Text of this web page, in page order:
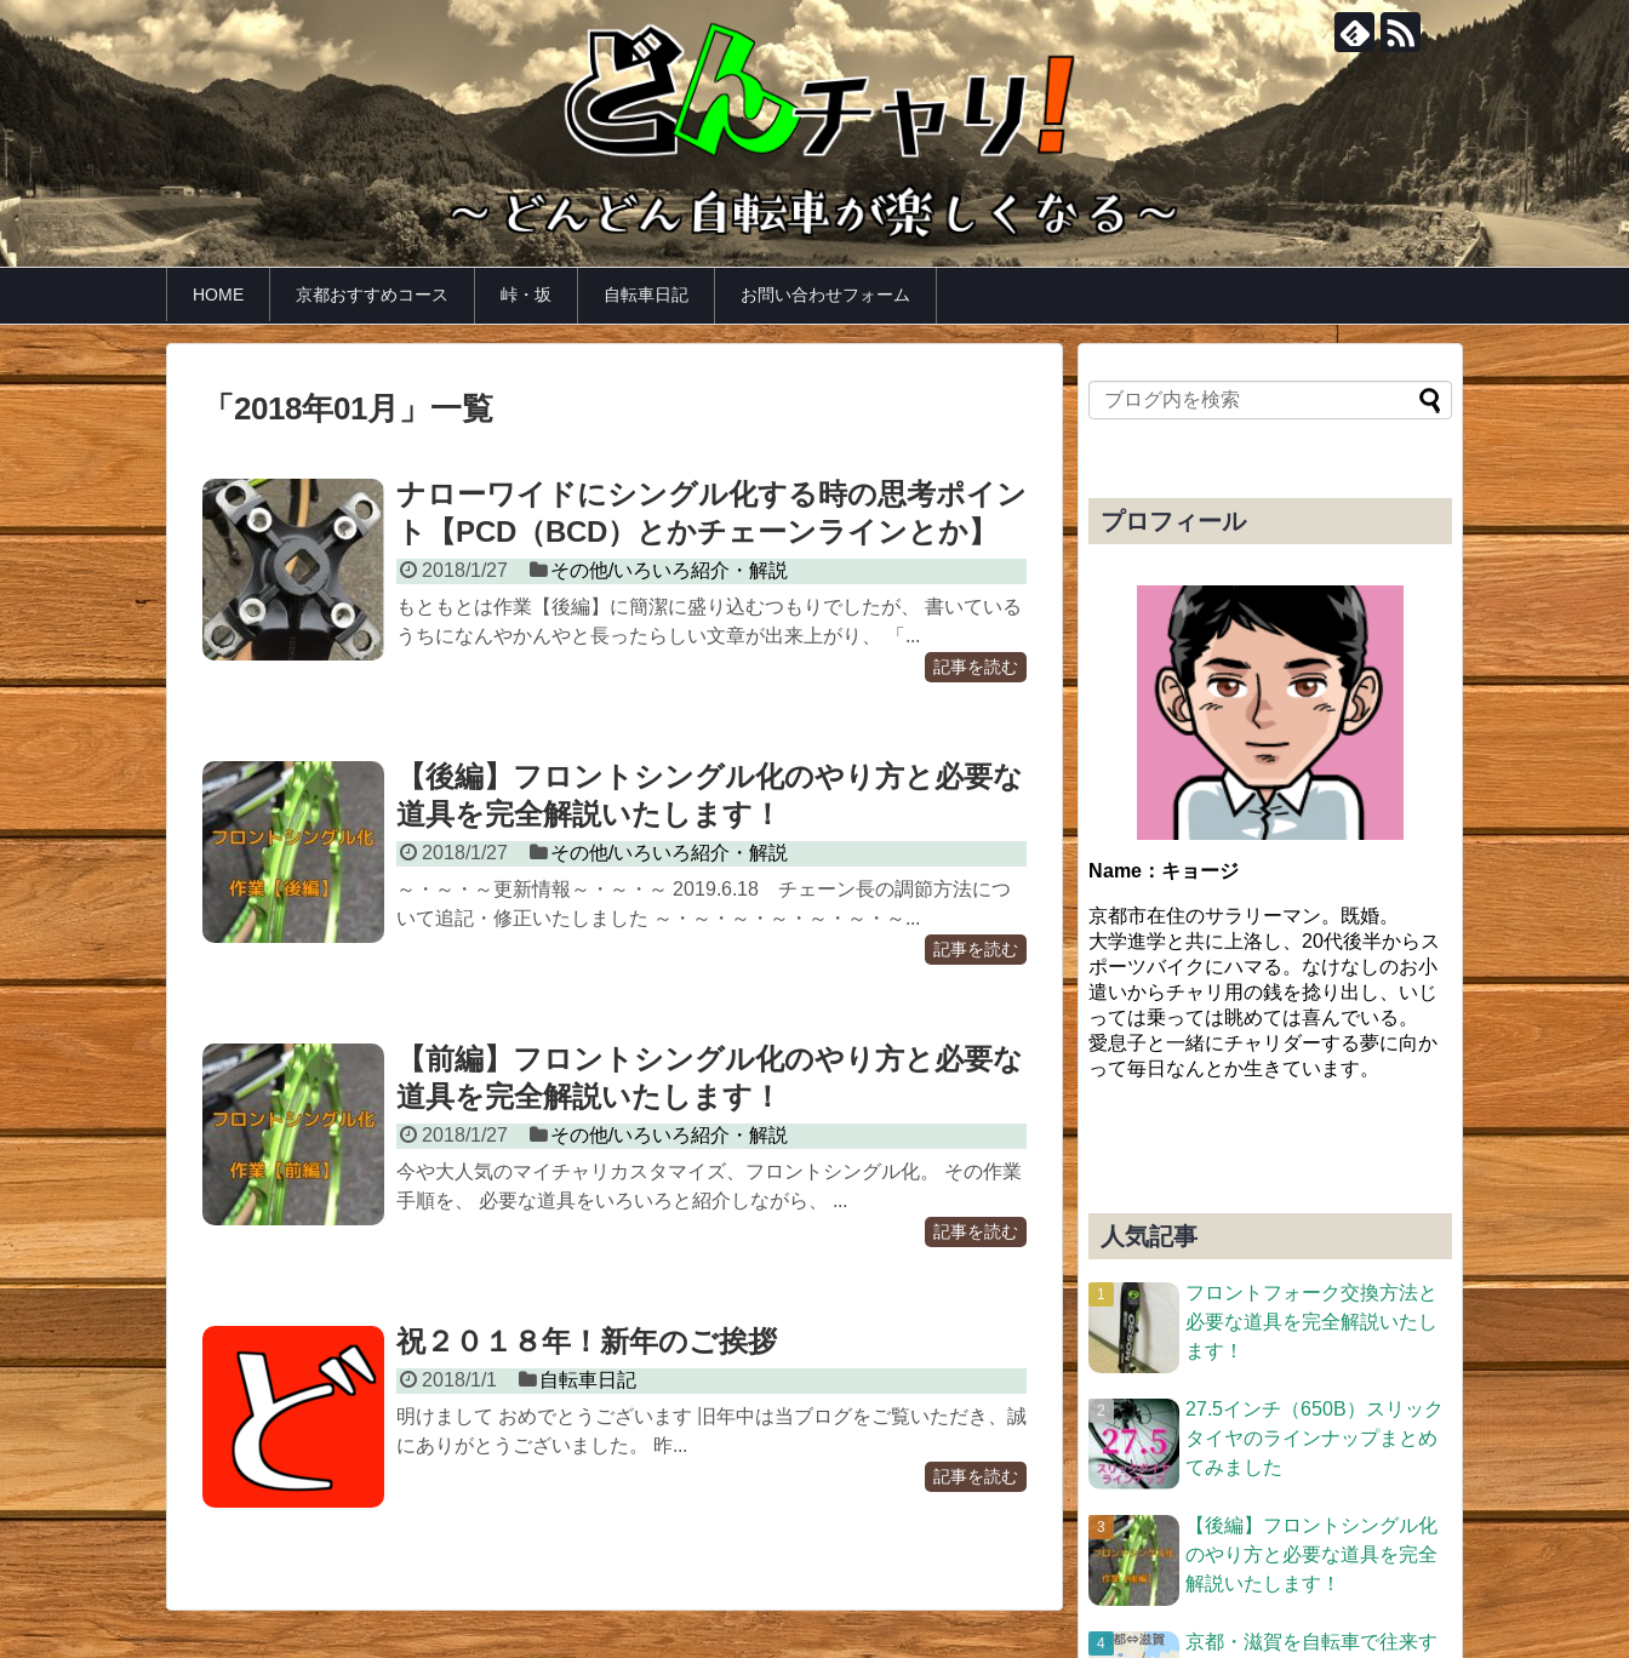
HOME 京都おすすめコース 峠・坂 自転車日記 お問い合わせフォーム
「 2018年01月 」 一覧
ナローワイドにシングル化する時の思考ポイン
ト【PCD（BCD）とかチェーンラインとか】
2018/1/27
その他/いろいろ紹介・解説
もともとは作業【後編】に簡潔に盛り込むつもりでしたが、 書いている
うちになんやかんやと長ったらしい文章が出来上がり、 「...
記事を読む
【後編】フロントシングル化のやり方と必要な
道具を完全解説いたします！
2018/1/27
その他/いろいろ紹介・解説
～・～・～更新情報～・～・～ 2019.6.18 チェーン長の調節方法につ
いて追記・修正いたしました ～・～・～・～・～・～・～...
記事を読む
【前編】フロントシングル化のやり方と必要な
道具を完全解説いたします！
2018/1/27
その他/いろいろ紹介・解説
今や大人気のマイチャリカスタマイズ、フロントシングル化。 その作業
手順を、 必要な道具をいろいろと紹介しながら、 ...
記事を読む
祝２０１８年！新年のご挨拶
2018/1/1
自転車日記
明けまして おめでとうございます 旧年中は当ブログをご覧いただき、誠
にありがとうございました。 昨...
記事を読む
プロフィール
Name：キョージ
京都市在住のサラリーマン。既婚。
大学進学と共に上洛し、20代後半からス
ポーツバイクにハマる。なけなしのお小
遣いからチャリ用の銭を捻り出し、いじ
っては乗っては眺めては喜んでいる。
愛息子と一緒にチャリダーする夢に向か
って毎日なんとか生きています。
人気記事
フロントフォーク交換方法と
必要な道具を完全解説いたし
ます！
27.5インチ（650B）スリック
タイヤのラインナップまとめ
てみました
【後編】フロントシングル化
のやり方と必要な道具を完全
解説いたします！
京都・滋賀を自転車で往来す